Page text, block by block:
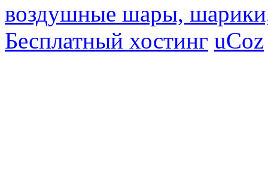
воздушные шары,
Бесплатный хостинг uCoz